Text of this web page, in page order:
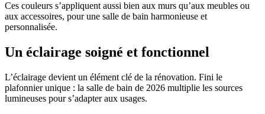
Ces couleurs s’appliquent aussi bien aux murs qu’aux meubles ou
aux accessoires, pour une salle de bain harmonieuse et
personnalisée.
Un éclairage soigné et fonctionnel
L’éclairage devient un élément clé de la rénovation. Fini le
plafonnier unique : la salle de bain de 2026 multiplie les sources
lumineuses pour s’adapter aux usages.